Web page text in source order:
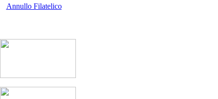
Annullo Filatelico